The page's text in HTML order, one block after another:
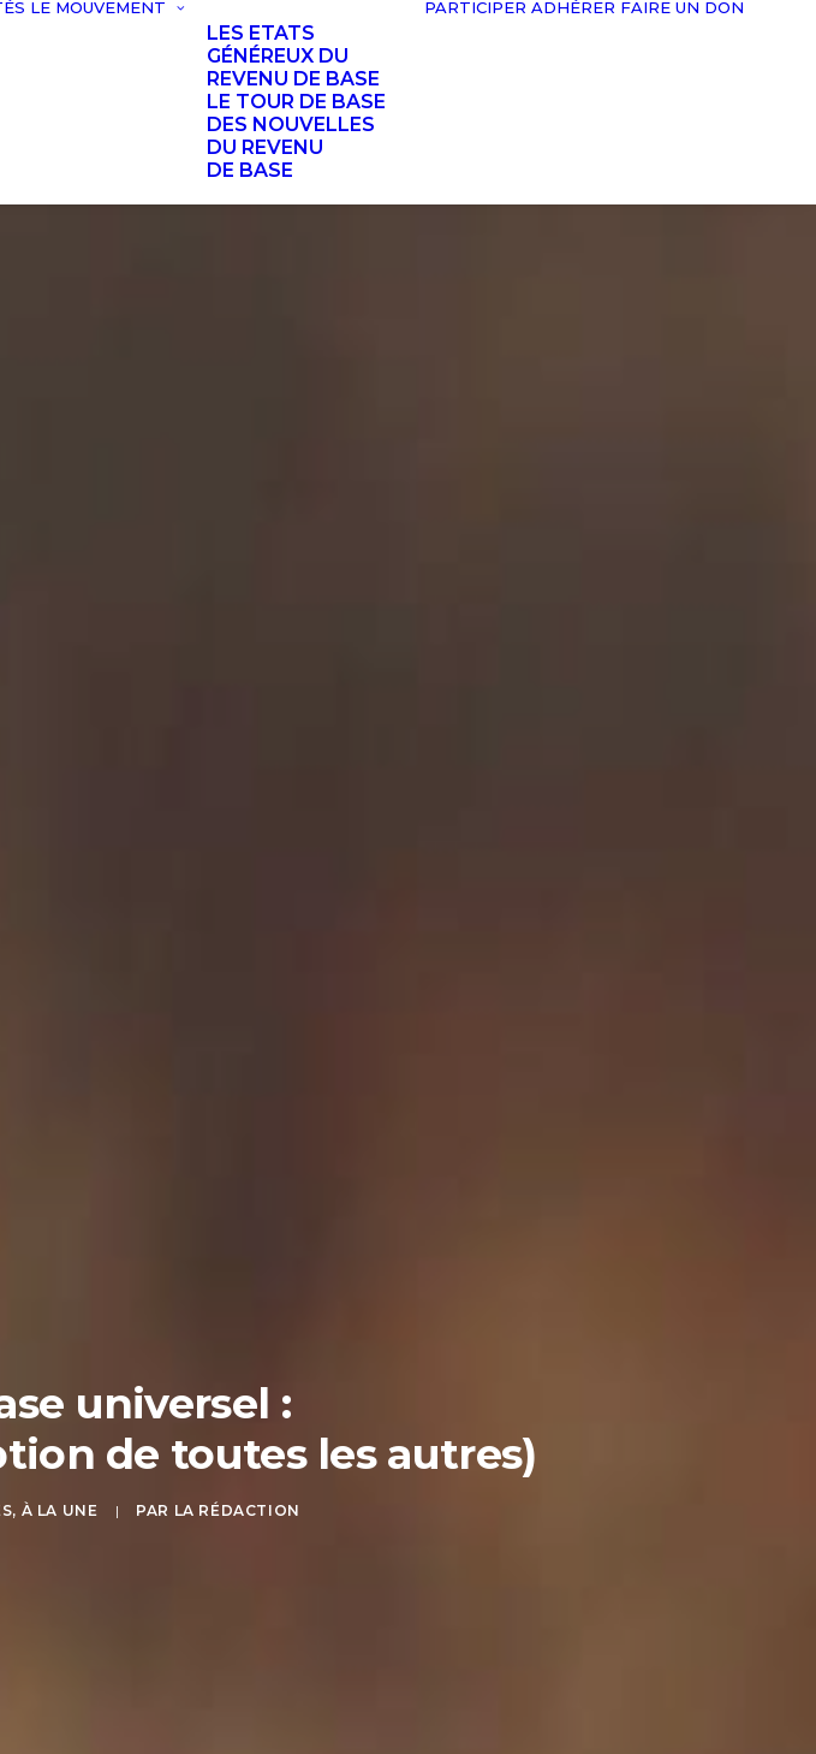
LE MOUVEMENT
LES ETATS
GÉNÉREUX DU
REVENU DE BASE
LE TOUR DE BASE
DES NOUVELLES
DU REVENU
DE BASE
PARTICIPER ADHÉRER FAIRE UN DON
universel :
de toutes les autres)
, À LA UNE | PAR LA RÉDACTION